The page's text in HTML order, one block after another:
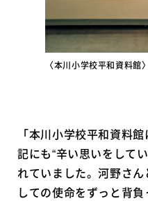
〈本川小学校平和資料館〉
「本川小学校平和資料
記にも“辛い思いをして
れていました。河野さ
しての使命をずっと背